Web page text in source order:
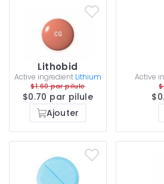
Lithobid
Active ingredient Lithium
$1.60 par pilule
$0.70 par pilule
Ajouter
Active